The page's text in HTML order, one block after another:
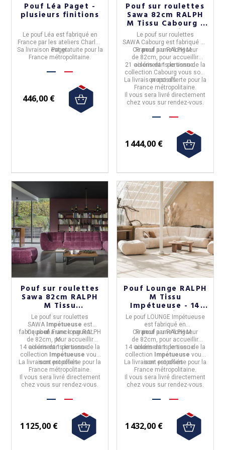
Pouf Léa Paget -
plusieurs finitions
Lepouf Léa est fabriqué en
France par les ateliers Charles
Paget.
Sa livraison estgratuitepour la
France métropolitaine.
446,00 €
Pouf sur roulettes
Sawa 82cm RALPH
M Tissu Cabourg -
21 coloris
Le pouf sur roulettes
SAWA Cabourg est fabriqué en
France parRALPH M.
Cepouf a une longueur
de 82cm, pour accueillir
aisément1 personne.
21 colorisdans le tissu de la
collection Cabourg vous sont
proposés.
La livraison est offerte pour la
France métropolitaine.
Il vous sera livré directement
chez vous sur rendez-vous.
1 444,00 €
Pouf sur roulettes
Sawa 82cm RALPH
M Tissu
Impétueuse - 14
coloris
Le pouf sur roulettes
SAWA Impétueuse est
fabriquéen FranceparRALPH
M.
Cepouf a une longueur
de 82cm , pour accueillir
aisément1 personne.
14 colorisdans le tissu de la
collection Impétueuse vous
sont proposés.
La livraison est offerte pour la
France métropolitaine.
Il vous sera livré directement
chez vous sur rendez-vous.
1 125,00 €
Pouf Lounge RALPH
M Tissu
Impétueuse - 14
coloris
Le pouf LOUNGE Impétueuse
est fabriqué en
France parRALPH M.
Cepouf a une longueur
de 82cm , pour accueillir
aisément1 personne.
14 colorisdans le tissu de la
collection Impétueusevous
sont proposés.
La livraison est offerte pour la
France métropolitaine.
Il vous sera livré directement
chez vous sur rendez-vous.
1 432,00 €